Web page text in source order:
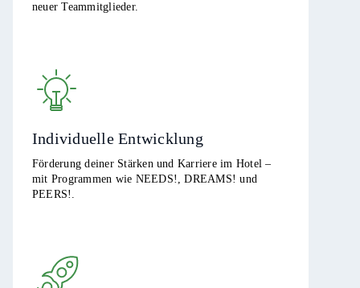
neuer Teammitglieder.
Individuelle Entwicklung
Förderung deiner Stärken und Karriere im Hotel –
mit Programmen wie NEEDS!, DREAMS! und
PEERS!.